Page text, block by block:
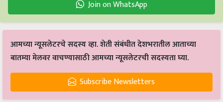
Join on WhatsApp
आमच्या न्यूसलेटरचे सदस्य व्हा. शेती संबंधीत देशभरातील आताच्या
बातम्या मेलवर वाचण्यासाठी आमच्या न्यूसलेटरची सदस्यता घ्या.
Subscribe Newsletters